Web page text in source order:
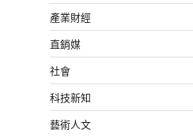
產業財經
直銷媒
社會
科技新知
藝術人文